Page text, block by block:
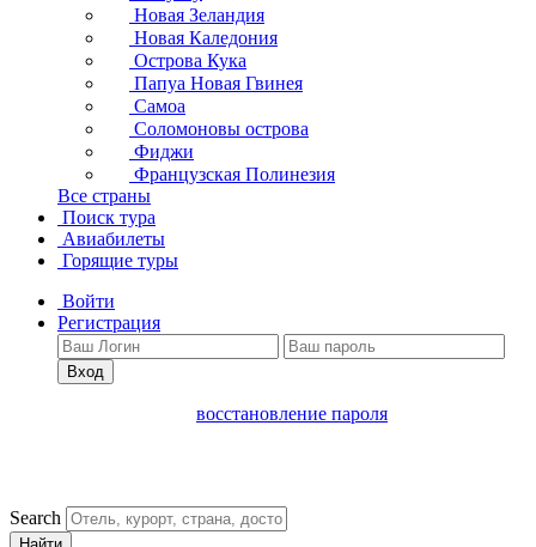
Новая Зеландия
Новая Каледония
Острова Кука
Папуа Новая Гвинея
Самоа
Соломоновы острова
Фиджи
Французская Полинезия
Все страны
Поиск тура
Авиабилеты
Горящие туры
Войти
Регистрация
Вход
восстановление пароля
Search